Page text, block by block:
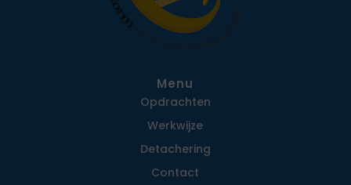
Menu
Opdrachten
Werkwijze
Detachering
Contact